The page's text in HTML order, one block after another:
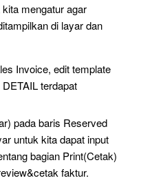
mengatur agar
di layar dan
Invoice, edit template
terdapat
pada baris Reserved
untuk kita dapat input
bagian Print(Cetak)
faktur.